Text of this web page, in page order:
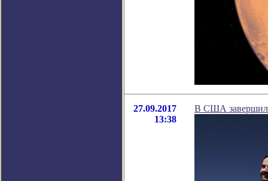
27.09.2017
13:38
В США